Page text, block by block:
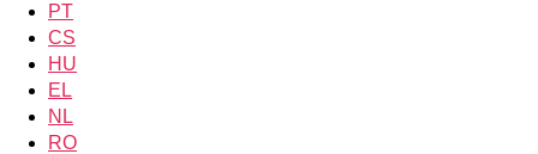
PT
CS
HU
EL
NL
RO